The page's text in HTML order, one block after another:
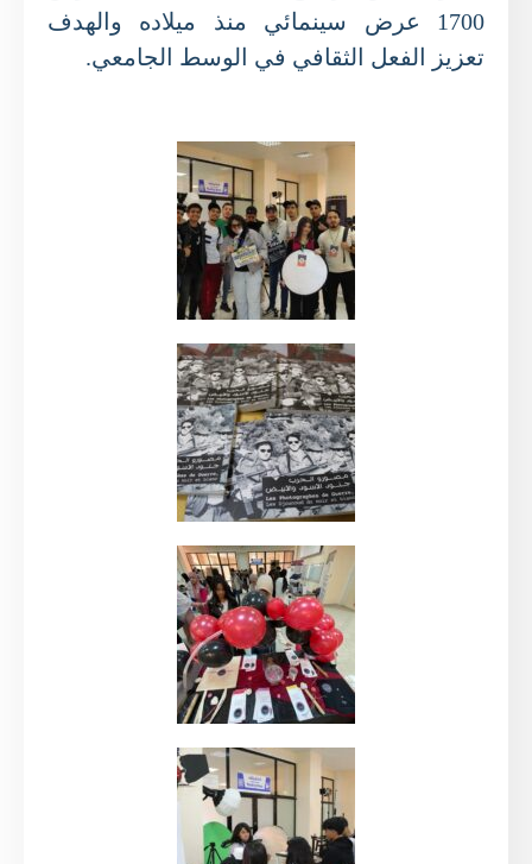
1700 عرض سينمائي منذ ميلاده والهدف
تعزيز الفعل الثقافي في الوسط الجامعي.